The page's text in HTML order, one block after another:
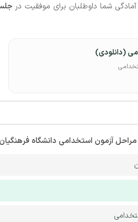
شما داوطلبان برای موفقیت در
(دانلودی)
مراحل آزمون استخدامی دانشگاه فرهنگیان